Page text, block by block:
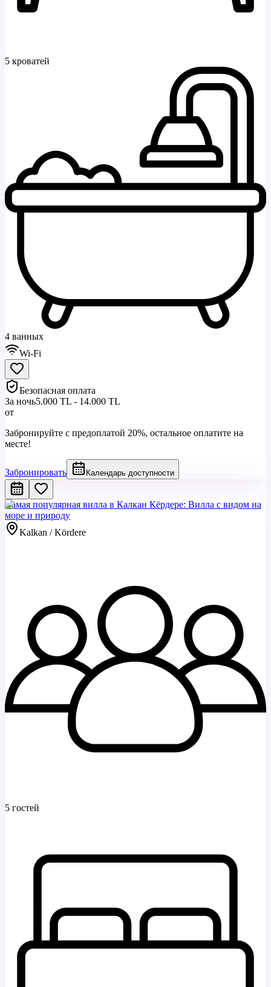
5 кроватей
4 ванных
Wi-Fi
Безопасная оплата
За ночь5.000 TL - 14.000 TL
от
Забронируйте с предоплатой 20%, остальное оплатите на
месте!
Забронировать Календарь доступности
Самая популярная вилла в Калкан Кёрдере: Вилла с видом на
море и природу
Kalkan / Kördere
5 гостей